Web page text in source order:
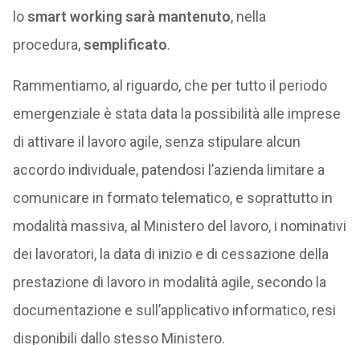
losmart working sarà mantenuto, nella
procedura,semplificato.
Rammentiamo, al riguardo, che per tutto il periodo
emergenziale è stata data la possibilità alle imprese
di attivare il lavoro agile, senza stipulare alcun
accordo individuale, patendosi l’azienda limitare a
comunicare in formato telematico, e soprattutto in
modalità massiva, al Ministero del lavoro, i nominativi
dei lavoratori, la data di inizio e di cessazione della
prestazione di lavoro in modalità agile, secondo la
documentazione e sull’applicativo informatico, resi
disponibili dallo stesso Ministero.